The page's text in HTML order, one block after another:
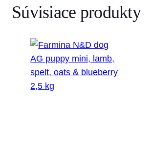
Súvisiace produkty